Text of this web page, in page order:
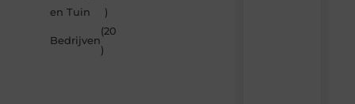
en Tuin
)
Bedrijven
(20
)